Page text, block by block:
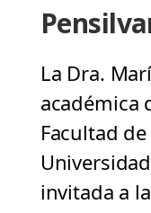
La Dra.
académica
Facultad
invitada a